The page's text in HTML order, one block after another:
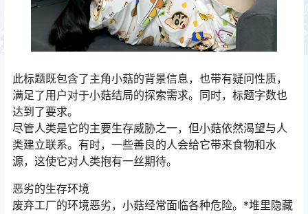
此标题既包含了主角小菇的背景信息，也带有疑问性质，
满足了用户对于小菇结局的探索需求。同时，标题字数也
达到了要求。
尽管人类是它的主要生存威胁之一，但小菇依然渴望与人
类建立联系。有时，一些善良的人会给它带来食物和水
源，这使它对人类抱有一丝期待。
恶劣的生存环境
废弃工厂的环境恶劣，小菇经常面临各种危险。*堆里隐藏